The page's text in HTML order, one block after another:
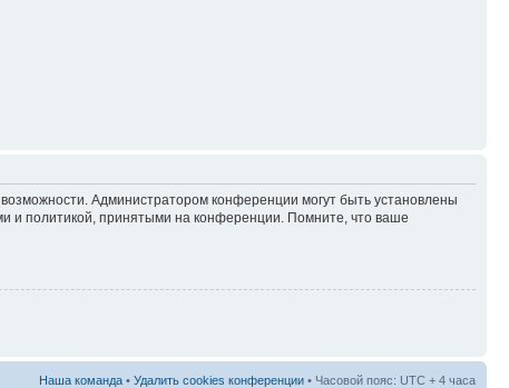
Администратором конференции могут быть установлены
и политикой, принятыми на конференции. Помните, что ваше
Наша команда • Удалить cookies конференции • Часовой пояс: UTC + 4 часа